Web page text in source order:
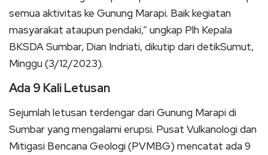
semua aktivitas ke Gunung Marapi. Baik kegiatan
masyarakat ataupun pendaki,” ungkap Plh Kepala
BKSDA Sumbar, Dian Indriati, dikutip dari detikSumut,
Minggu (3/12/2023).
Ada 9 Kali Letusan
Sejumlah letusan terdengar dari Gunung Marapi di
Sumbar yang mengalami erupsi. Pusat Vulkanologi dan
Mitigasi Bencana Geologi (PVMBG) mencatat ada 9